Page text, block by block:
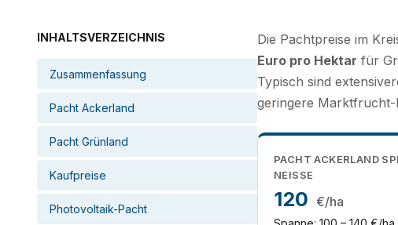
INHALTSVERZEICHNIS
Zusammenfassung
Pacht Ackerland
Pacht Grünland
Kaufpreise
Photovoltaik-Pacht
Die Pachtpreise im
Euro pro Hektar für
Typisch sind
geringere Marktfrucht-
PACHT ACKERLAND
NEISSE
120 €/ha